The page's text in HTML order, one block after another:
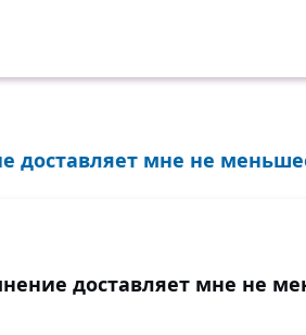
доставляет мне не
доставляет мне не